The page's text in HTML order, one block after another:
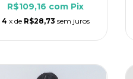
R$109,16 com Pix
4 x de R$28,73 sem juros